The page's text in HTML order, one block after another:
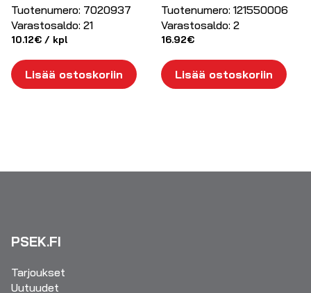
Tuotenumero: 7020937
Varastosaldo: 21
10.12€ / kpl
Lisää ostoskoriin
Tuotenumero: 121550006
Varastosaldo: 2
16.92€
Lisää ostoskoriin
PSEK.FI
Tarjoukset
Uutuudet